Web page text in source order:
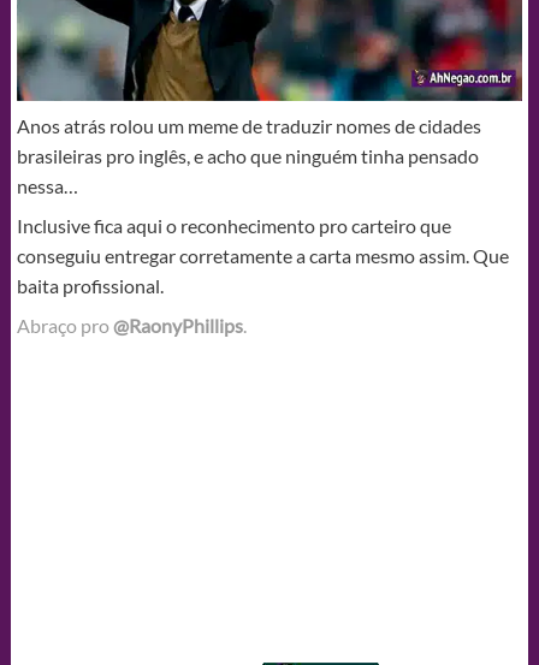
Anos atrás rolou um meme de traduzir nomes de cidades
brasileiras pro inglês, e acho que ninguém tinha pensado
nessa…
Inclusive fica aqui o reconhecimento pro carteiro que
conseguiu entregar corretamente a carta mesmo assim. Que
baita profissional.
Abraço pro@RaonyPhillips.